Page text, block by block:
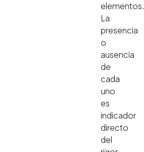
elementos.
La
presencia
o
ausencia
de
cada
uno
es
indicador
directo
del